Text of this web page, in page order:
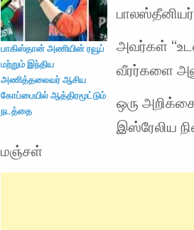
பாகிஸ்தான் அணியின் ரவூப்
மற்றும் இந்திய
அணித்தலைவர் ஆசிய
கோப்பையில் ஆத்திரமூட்டும்
நடத்தை
அவர்கள்
வீரர்களை
ஒரு
இஸ்ரேலிய
மஞ்சள்